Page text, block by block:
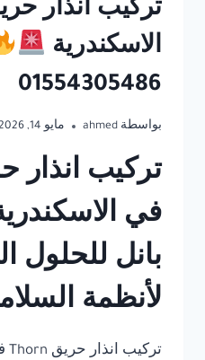
الاسكندرية
01554305486
بواسطة ahmed مايو 14, 2026
في
بانل للحلول
لأنظمة
تركيب انذار حريق Thorn في الاسكندرية